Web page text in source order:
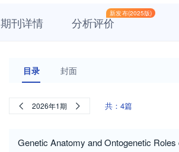
期刊详情
新发布(2025版)
分析评价
目录 封面
2026年1期 共：4篇
Genetic Anatomy and Ontogenetic